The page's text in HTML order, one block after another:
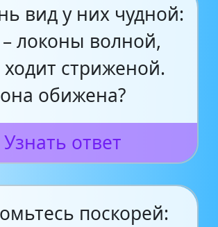
вид у них чудной:
локоны волной,
стриженой.
обижена?
Узнать ответ
поскорей: